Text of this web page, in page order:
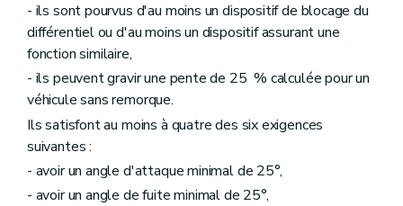
- ils sont pourvus d'au moins un dispositif de blocage du
différentiel ou d'au moins un dispositif assurant une
fonction similaire,
- ils peuvent gravir une pente de 25 % calculée pour un
véhicule sans remorque.
Ils satisfont au moins à quatre des six exigences
suivantes :
- avoir un angle d'attaque minimal de 25°,
- avoir un angle de fuite minimal de 25°,